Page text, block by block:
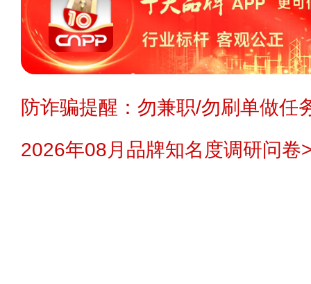
防诈骗提醒：勿兼职/勿刷单做任
2026年08月品牌知名度调研问卷